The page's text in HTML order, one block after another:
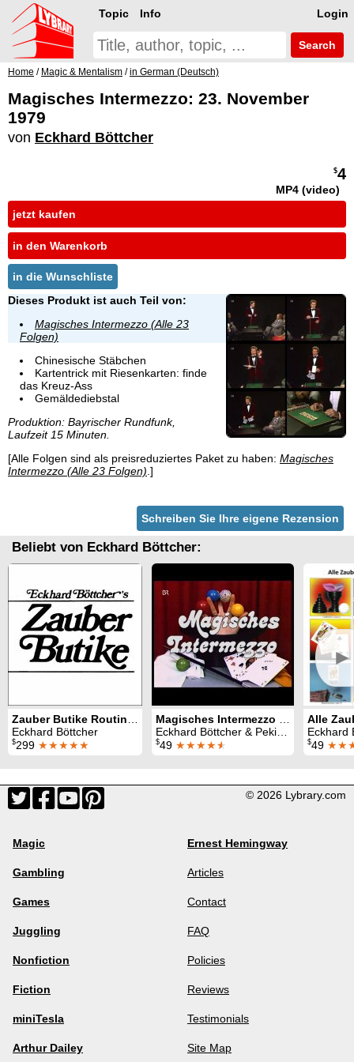
Login
Topic Info
Search
Home / Magic & Mentalism /in German (Deutsch)
Magisches Intermezzo: 23. November
1979
von Eckhard Böttcher
$4
MP4 (video)
jetzt kaufen
in den Warenkorb
in die Wunschliste
Dieses Produkt ist auch Teil von:
Magisches Intermezzo (Alle 23
Folgen)
Chinesische Stäbchen
Kartentrick mit Riesenkarten: finde
das Kreuz-Ass
Gemäldediebstal
Produktion: Bayrischer Rundfunk,
Laufzeit 15 Minuten.
[Alle Folgen sind als preisreduziertes Paket zu haben: Magisches
Intermezzo (Alle 23 Folgen) .]
Schreiben Sie Ihre eigene Rezension
Beliebt von Eckhard Böttcher:
►
Zauber Butike Routinensammlung Komplett
Eckhard Böttcher
$299 ★★★★★
Magisches Intermezzo (Alle 23 Folgen)
Eckhard Böttcher & Peki & John Blaky & F. S. Sheba & Bobby Marbony & G. Albert & El Corbo & Jose Aldini & Teddy Tonkalla
$49 ★★★★★
Eckhard
$49
© 2026 Lybrary.com
Magic
Gambling
Games
Juggling
Nonfiction
Fiction
miniTesla
Arthur Dailey
Ernest Hemingway
Articles
Contact
FAQ
Policies
Reviews
Testimonials
Site Map